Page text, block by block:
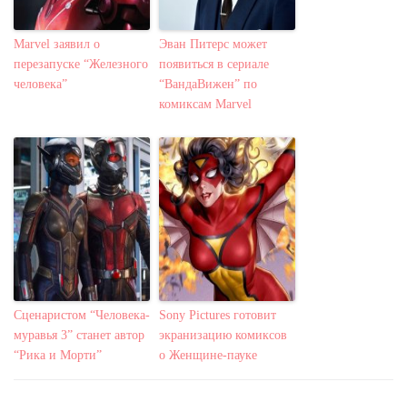
Marvel заявил о
перезапуске “Железного
человека”
Эван Питерс может
появиться в сериале
“ВандаВижен” по
комиксам Marvel
Сценаристом “Человека-
муравья 3” станет автор
“Рика и Морти”
Sony Pictures готовит
экранизацию комиксов
о Женщине-пауке